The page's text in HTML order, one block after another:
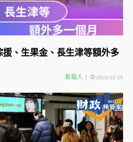
、生果金、長生津等額外多
新報人 2026-02-25